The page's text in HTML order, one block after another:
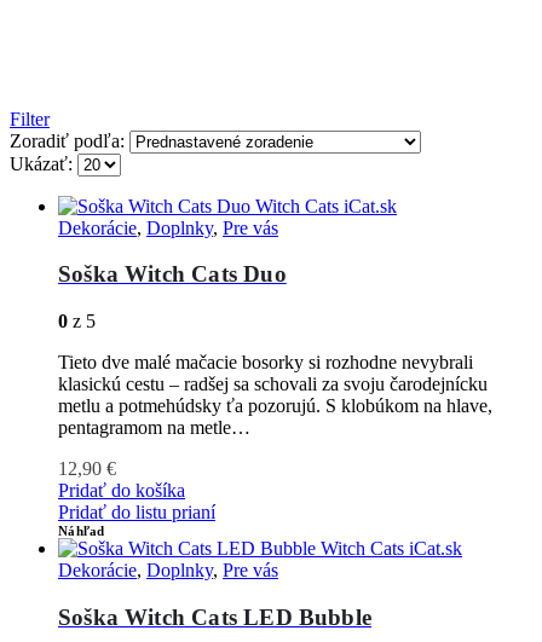
Filter
Zoradiť podľa:
Ukázať:
Dekorácie, Doplnky, Pre vás
Soška Witch Cats Duo
0 z 5
Tieto dve malé mačacie bosorky si rozhodne nevybrali
klasickú cestu – radšej sa schovali za svoju čarodejnícku
metlu a potmehúdsky ťa pozorujú. S klobúkom na hlave,
pentagramom na metle…
12,90 €
Pridať do košíka
Pridať do listu prianí
Náhľad
Dekorácie, Doplnky, Pre vás
Soška Witch Cats LED Bubble